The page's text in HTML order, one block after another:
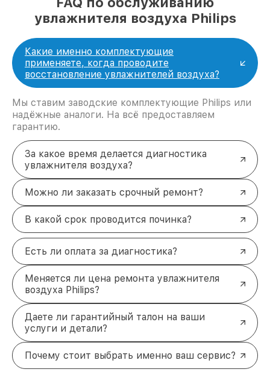
увлажнителя воздуха Philips
Какие именно комплектующие
применяете, когда проводите
восстановление увлажнителей воздуха?
Мы ставим заводские комплектующие Philips или
надёжные аналоги. На всё предоставляем
гарантию.
За какое время делается диагностика
увлажнителя воздуха?
Можно ли заказать срочный ремонт?
В какой срок проводится починка?
Есть ли оплата за диагностика?
Меняется ли цена ремонта увлажнителя
воздуха Philips?
Даете ли гарантийный талон на ваши
услуги и детали?
Почему стоит выбрать именно ваш сервис?